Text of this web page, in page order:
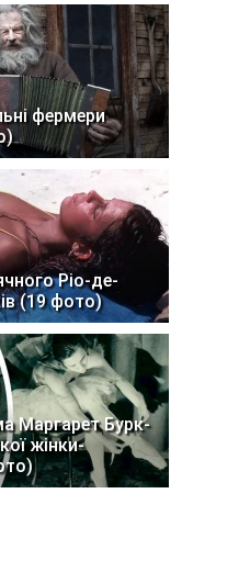
фермери
Ріо-де-
(19 фото)
Маргарет Бурк-
жінки-